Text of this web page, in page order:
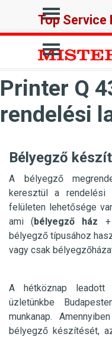
Ugrás a
Top Service
Ugrás a
Printer Q
rendelési
Bélyegző
A bélyegző
keresztül a rendelési
felületen lehetősége
ami (bélyegző ház +
bélyegző típusához
vagy csak
A hétköznap
üzletünkbe
munkanap.
bélyegző készítését,